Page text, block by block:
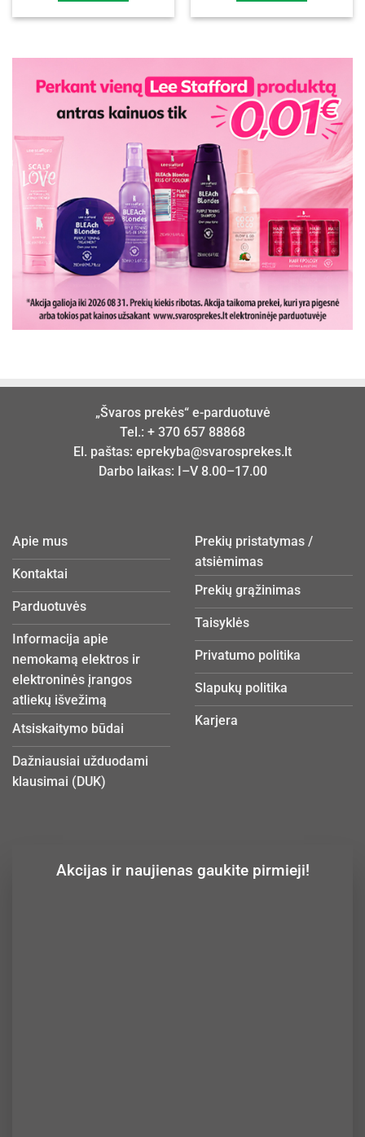
„Švaros prekės“ e-parduotuvė
Tel.: + 370 657 88868
El. paštas: eprekyba@svarosprekes.lt
Darbo laikas: I–V 8.00–17.00
Apie mus
Kontaktai
Parduotuvės
Informacija apie
nemokamą elektros ir
elektroninės įrangos
atliekų išvežimą
Atsiskaitymo būdai
Dažniausiai užduodami
klausimai (DUK)
Prekių pristatymas /
atsiėmimas
Prekių grąžinimas
Taisyklės
Privatumo politika
Slapukų politika
Karjera
Akcijas ir naujienas gaukite pirmieji!